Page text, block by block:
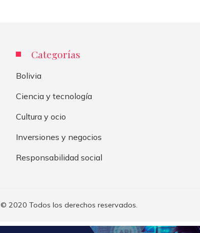
Categorías
Bolivia
Ciencia y tecnología
Cultura y ocio
Inversiones y negocios
Responsabilidad social
© 2020 Todos los derechos reservados.